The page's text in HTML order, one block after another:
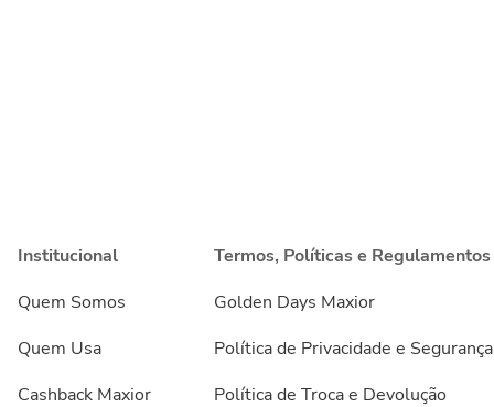
Institucional
Quem Somos
Quem Usa
Cashback Maxior
Termos, Políticas e Regulamentos
Golden Days Maxior
Política de Privacidade e Segurança
Política de Troca e Devolução